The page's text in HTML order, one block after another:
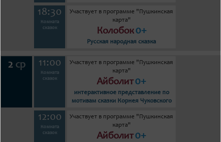
18:30
Комната
сказок
Участвует в программе "Пушкинская
карта"
Колобок0+
Русская народная сказка
2ср 11:00
Комната
сказок
Участвует в программе "Пушкинская
карта"
Айболит0+
интерактивное представление по
мотивам сказки Корнея Чуковского
12:00
Комната
сказок
Участвует в программе "Пушкинская
карта"
Айболит0+